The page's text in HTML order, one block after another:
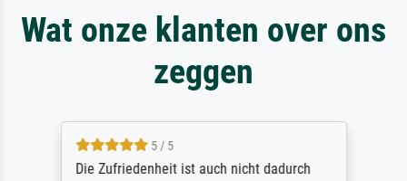
Wat onze klanten over ons
zeggen
5 / 5
Die Zufriedenheit ist auch nicht dadurch